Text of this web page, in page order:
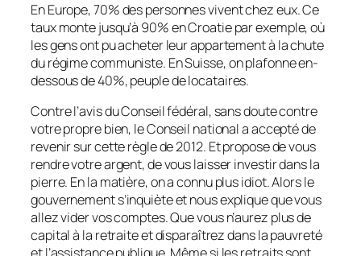
En Europe, 70% des personnes vivent chez eux. Ce
taux monte jusqu’à 90% en Croatie par exemple, où
les gens ont pu acheter leur appartement à la chute
du régime communiste. En Suisse, on plafonne en-
dessous de 40%, peuple de locataires.
Contre l’avis du Conseil fédéral, sans doute contre
votre propre bien, le Conseil national a accepté de
revenir sur cette règle de 2012. Et propose de vous
rendre votre argent, de vous laisser investir dans la
pierre. En la matière, on a connu plus idiot. Alors le
gouvernement s’inquiète et nous explique que vous
allez vider vos comptes. Que vous n’aurez plus de
capital à la retraite et disparaîtrez dans la pauvreté